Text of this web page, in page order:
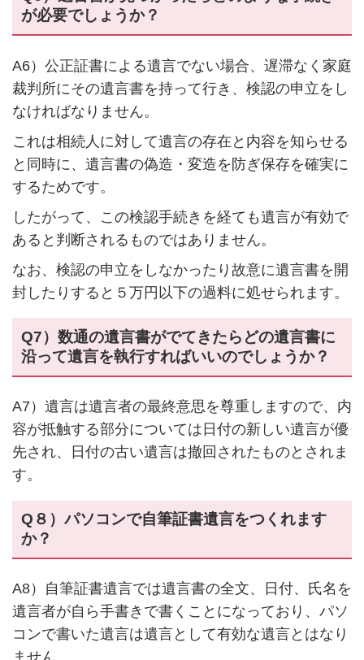
が必要でしょうか？
A6）公正証書による遺言でない場合、遅滞なく家庭
裁判所にその遺言書を持って行き、検認の申立をし
なければなりません。
これは相続人に対して遺言の存在と内容を知らせる
と同時に、遺言書の偽造・変造を防ぎ保存を確実に
するためです。
したがって、この検認手続きを経ても遺言が有効で
あると判断されるものではありません。
なお、検認の申立をしなかったり故意に遺言書を開
封したりすると５万円以下の過料に処せられます。
Q7）数通の遺言書がでてきたらどの遺言書に
沿って遺言を執行すればいいのでしょうか？
A7）遺言は遺言者の最終意思を尊重しますので、内
容が抵触する部分については日付の新しい遺言が優
先され、日付の古い遺言は撤回されたものとされま
す。
Q８）パソコンで自筆証書遺言をつくれます
か？
A8）自筆証書遺言では遺言書の全文、日付、氏名を
遺言者が自ら手書きで書くことになっており、パソ
コンで書いた遺言は遺言として有効な遺言とはなり